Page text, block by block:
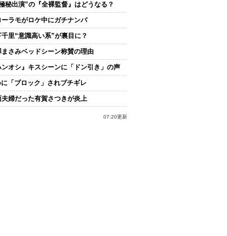
秘出演”の『全裸監督』はどうなる？
ーラモがロケ中にガチナンパ
里“意識高い系”が裏目に？
まさみベッドシーン称賛の理由
ンオシ』キスシーンに「ドン引き」の声
「ブロック」されブチギレ
夫婦だった有賀さつきが炎上
07:20更新